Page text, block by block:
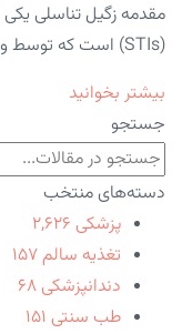
مقدمه زگیل تناسلی
(STIs) است که توسط ویروس پاپیلومای انسانی (HPV) ایجاد…
بیشتر بخوانید
جستجو
دسته‌های منتخب
پزشکی ۲,۶۲۶
تغذیه سالم ۱۵۷
دندانپزشکی ۶۸
طب سنتی ۱۵۱